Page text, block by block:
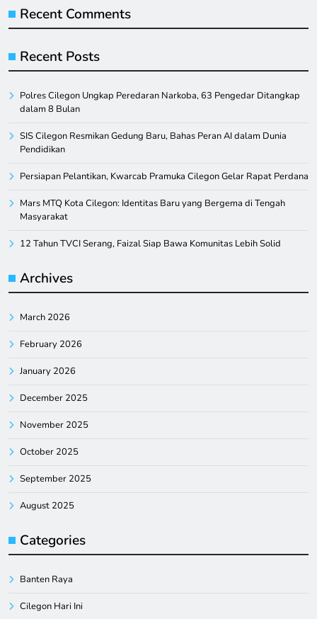
Recent Comments
Recent Posts
Polres Cilegon Ungkap Peredaran Narkoba, 63 Pengedar Ditangkap
dalam 8 Bulan
SIS Cilegon Resmikan Gedung Baru, Bahas Peran AI dalam Dunia
Pendidikan
Persiapan Pelantikan, Kwarcab Pramuka Cilegon Gelar Rapat Perdana
Mars MTQ Kota Cilegon: Identitas Baru yang Bergema di Tengah
Masyarakat
12 Tahun TVCI Serang, Faizal Siap Bawa Komunitas Lebih Solid
Archives
March 2026
February 2026
January 2026
December 2025
November 2025
October 2025
September 2025
August 2025
Categories
Banten Raya
Cilegon Hari Ini